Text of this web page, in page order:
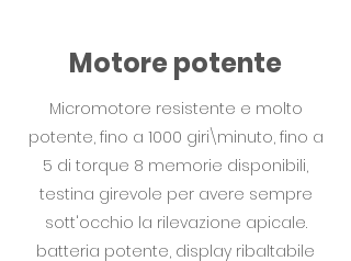
Motore potente
Micromotore resistente e molto
potente, fino a 1000 giri\minuto, fino a
5 di torque 8 memorie disponibili,
testina girevole per avere sempre
sott'occhio la rilevazione apicale.
batteria potente, display ribaltabile